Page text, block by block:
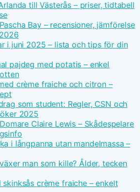
till Västerås – priser, tidtabell
Bay – recensioner, jämförelse
i juni 2025 – lista och tips för din
pajdeg med potatis – enkel
crème fraiche och citron –
som student: Regler, CSN och
2025
Claire Lewis – Skådespelare
i långpanna utan mandelmassa –
man som kille? Ålder, tecken
skinksås crème fraiche – enkelt